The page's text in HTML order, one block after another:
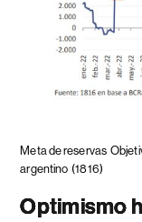
Meta de reservas
argentino (1816)
Optimismo